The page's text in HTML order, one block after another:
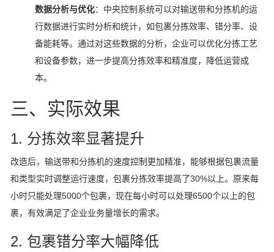
数据分析与优化：中央控制系统可以对输送带和分拣机的运
行数据进行实时分析和统计，如包裹分拣效率、错分率、设
备能耗等。通过对这些数据的分析，企业可以优化分拣工艺
和设备参数，进一步提高分拣效率和精准度，降低运营成
本。
三、实际效果
1. 分拣效率显著提升
改造后，输送带和分拣机的速度控制更加精准，能够根据包裹流量
和类型实时调整运行速度，包裹分拣效率提高了30%以上。原来每
小时只能处理5000个包裹，现在每小时可以处理6500个以上的包
裹，有效满足了企业业务量增长的需求。
2. 包裹错分率大幅降低